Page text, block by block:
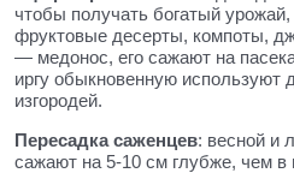
чтобы получать богатый
фруктовые десерты, компоты,
— медонос, его сажают на
иргу обыкновенную используют
изгородей.
Пересадка саженцев: весной и
сажают на 5-10 см глубже, чем в